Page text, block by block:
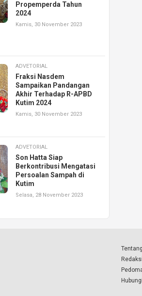
Propemperda Tahun
2024
Kamis, 30 November 2023
ADVETORIAL
Fraksi Nasdem
Sampaikan Pandangan
Akhir Terhadap R-APBD
Kutim 2024
Kamis, 30 November 2023
ADVETORIAL
Son Hatta Siap
Berkontribusi Mengatasi
Persoalan Sampah di
Kutim
Selasa, 28 November 2023
Redaksi